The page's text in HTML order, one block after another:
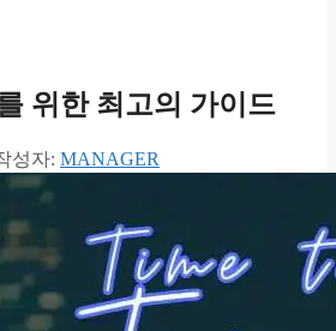
위한 최고의 가이드
성자: MANAGER